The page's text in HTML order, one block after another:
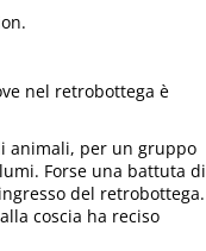
nel retrobottega è
animali, per un gruppo
Forse una battuta di
del retrobottega.
coscia ha reciso